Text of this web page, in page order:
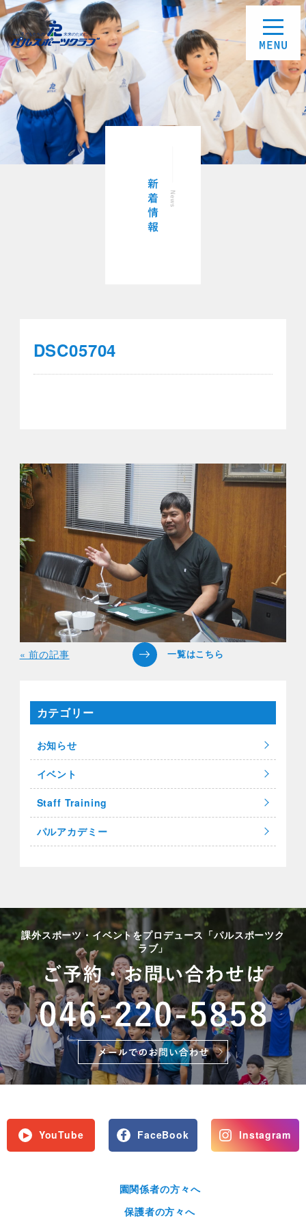
DSC05704
« 前の記事
カテゴリー
お知らせ
イベント
Staff Training
パルアカデミー
課外スポーツ・イベントをプロデュース「パルスポーツク
ラブ」
YouTube FaceBook Instagram
園関係者の方々へ
保護者の方々へ